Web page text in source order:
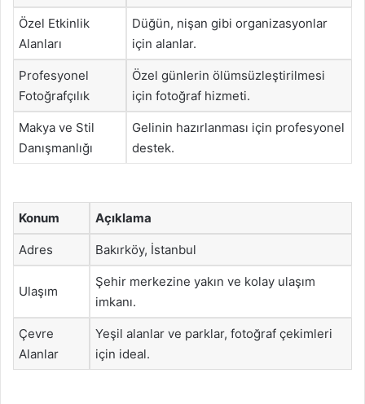
Özel Etkinlik
Alanları
Düğün, nişan gibi organizasyonlar
için alanlar.
Profesyonel
Fotoğrafçılık
Özel günlerin ölümsüzleştirilmesi
için fotoğraf hizmeti.
Makya ve Stil
Danışmanlığı
Gelinin hazırlanması için profesyonel
destek.
Konum Açıklama
Adres Bakırköy, İstanbul
Ulaşım
Şehir merkezine yakın ve kolay ulaşım
imkanı.
Çevre
Alanlar
Yeşil alanlar ve parklar, fotoğraf çekimleri
için ideal.